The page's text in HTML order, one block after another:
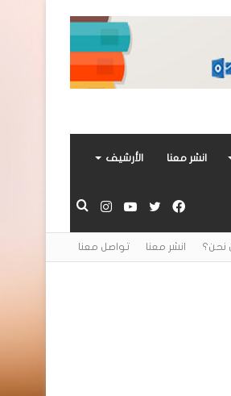
انشر معنا الأرشيف
بحث
انستقراميوتيوبتويتر
فيسبوك
نحن؟ انشر معنا تواصل معنا